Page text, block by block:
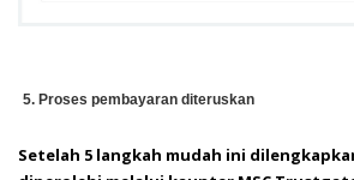
5. Proses pembayaran diteruskan
Setelah 5 langkah mudah ini